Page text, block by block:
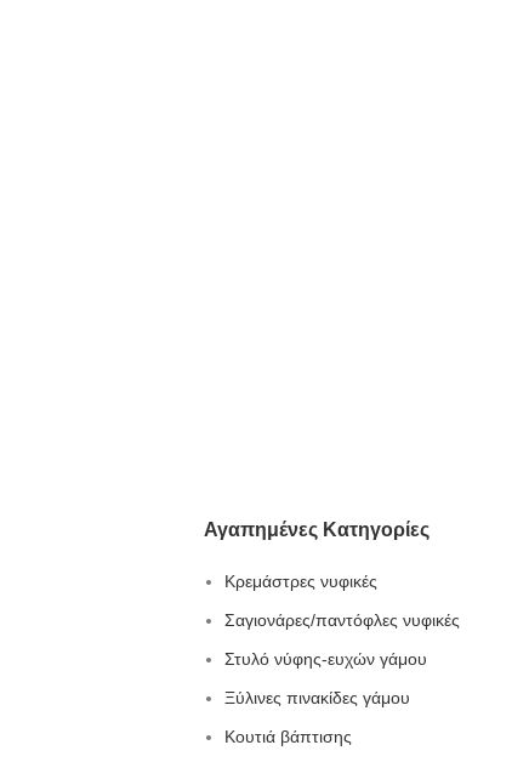
Αγαπημένες Κατηγορίες
Κρεμάστρες νυφικές
Σαγιονάρες/παντόφλες νυφικές
Στυλό νύφης-ευχών γάμου
Ξύλινες πινακίδες γάμου
Κουτιά βάπτισης